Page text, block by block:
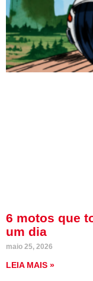
6 motos que
um dia
maio 25, 2026
LEIA MAIS »